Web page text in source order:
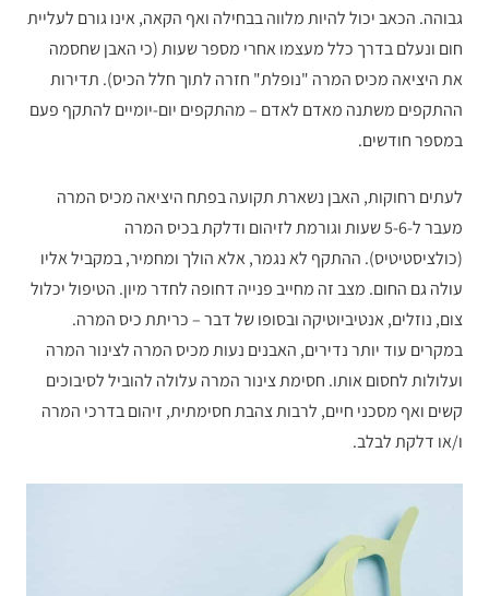
גבוהה. הכאב יכול להיות מלווה בבחילה ואף הקאה, אינו גורם לעליית
חום ונעלם בדרך כלל מעצמו אחרי מספר שעות (כי האבן שחסמה
את היציאה מכיס המרה "נופלת" חזרה לתוך חלל הכיס). תדירות
ההתקפים משתנה מאדם לאדם – מהתקפים יום-יומיים להתקף פעם
במספר חודשים.
לעתים רחוקות, האבן נשארת תקועה בפתח היציאה מכיס המרה
מעבר ל-5-6 שעות וגורמת לזיהום ודלקת בכיס המרה
(כולציסטיטיס). ההתקף לא נגמר, אלא הולך ומחמיר, במקביל אליו
עולה גם החום. מצב זה מחייב פנייה דחופה לחדר מיון. הטיפול יכלול
צום, נוזלים, אנטיביוטיקה ובסופו של דבר – כריתת כיס המרה.
במקרים עוד יותר נדירים, האבנים נעות מכיס המרה לצינור המרה
ועלולות לחסום אותו. חסימת צינור המרה עלולה להוביל לסיבוכים
קשים ואף מסכני חיים, לרבות צהבת חסימתית, זיהום בדרכי המרה
ו/או דלקת לבלב.